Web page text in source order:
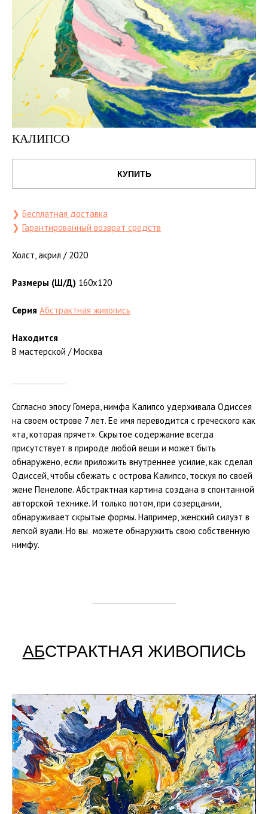
КАЛИПСО
КУПИТЬ
❯ Бесплатная доставка
❯ Гарантированный возврат средств
Холст, акрил / 2020
Размеры (Ш/Д) 160х120
Серия Абстрактная живопись
Находится
В мастерской / Москва
Согласно эпосу Гомера, нимфа Калипсо удерживала Одиссея
на своем острове 7 лет. Ее имя переводится с греческого как
«та, которая прячет». Скрытое содержание всегда
присутствует в природе любой вещи и может быть
обнаружено, если приложить внутреннее усилие, как сделал
Одиссей, чтобы сбежать с острова Калипсо, тоскуя по своей
жене Пенелопе. Абстрактная картина создана в спонтанной
авторской технике. И только потом, при созерцании,
обнаруживает скрытые формы. Например, женский силуэт в
легкой вуали. Но вы можете обнаружить свою собственную
нимфу.
АБСТРАКТНАЯ ЖИВОПИСЬ